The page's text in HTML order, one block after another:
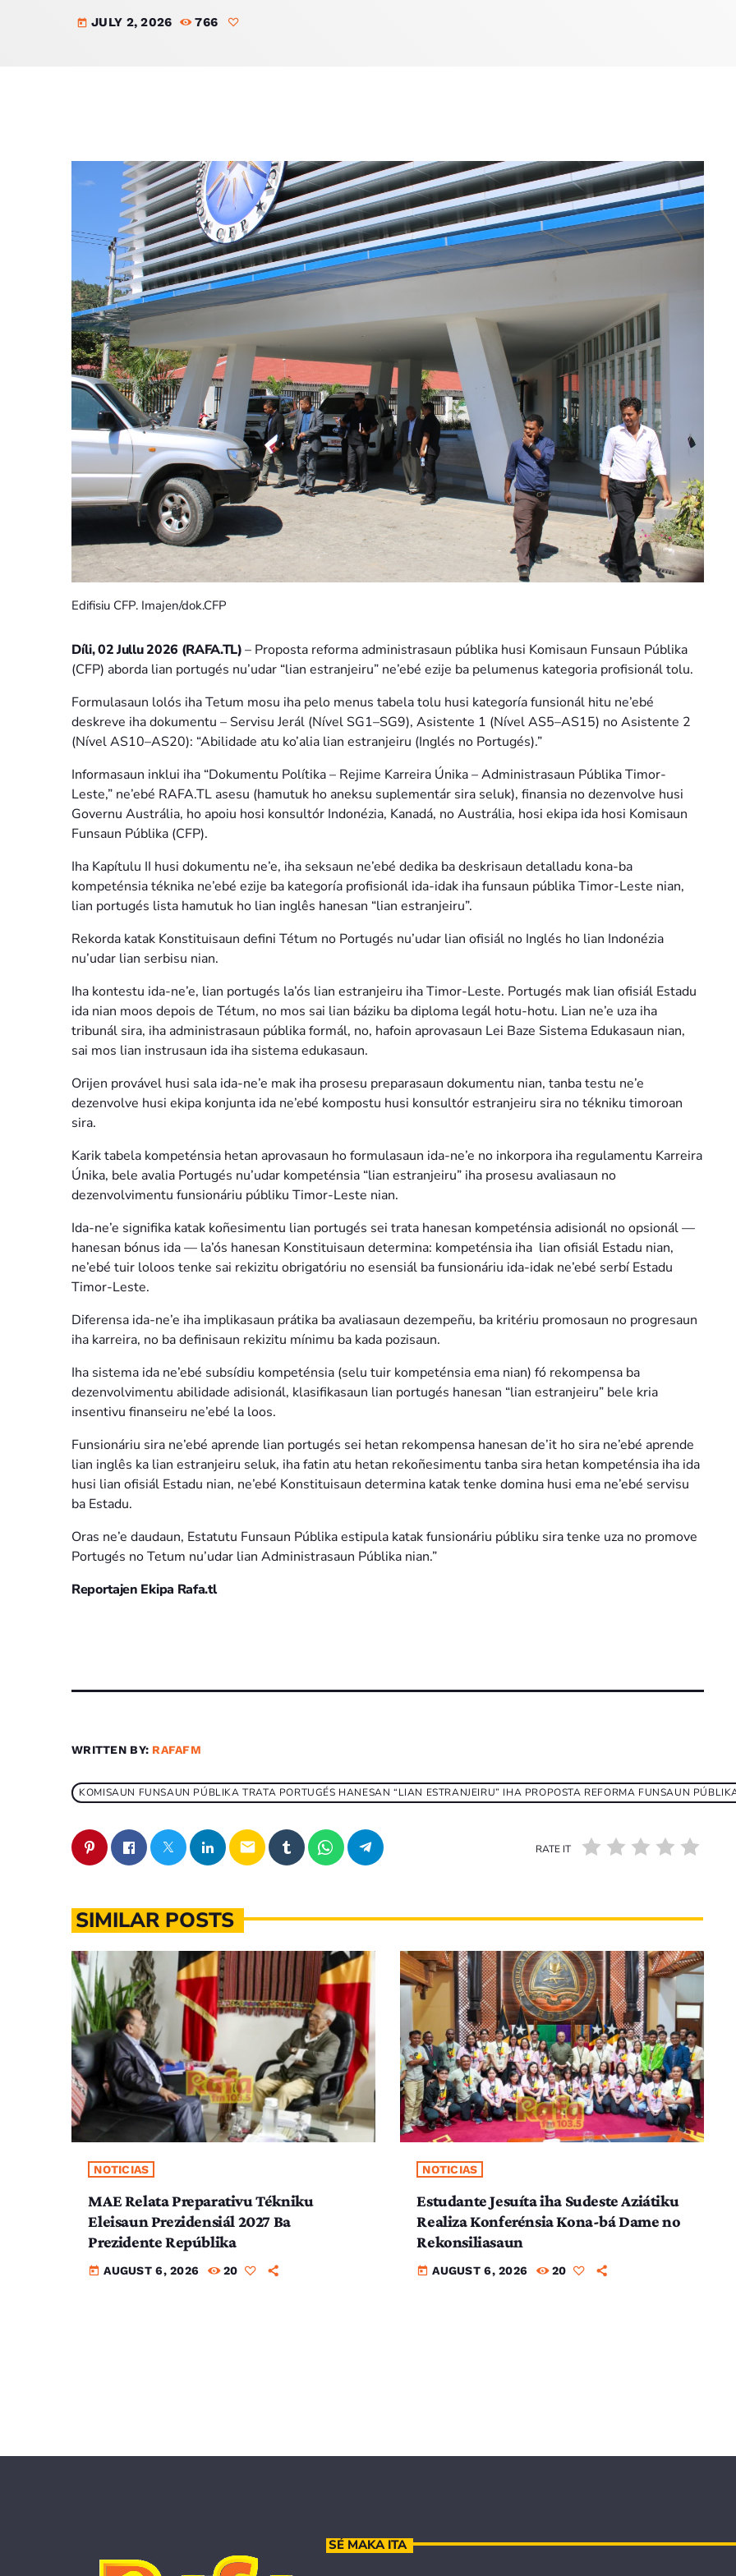
today JULY 2, 2026 766
Edifisiu CFP. Imajen/dok.CFP
Díli, 02 Jullu 2026 (RAFA.TL)– Proposta reforma administrasaun públika husi Komisaun Funsaun Públika
(CFP) aborda lian portugés nu’udar “lian estranjeiru” ne’ebé ezije ba pelumenus kategoria profisionál tolu.
Formulasaun lolós iha Tetum mosu iha pelo menus tabela tolu husi kategoría funsionál hitu ne’ebé
deskreve iha dokumentu – Servisu Jerál (Nível SG1–SG9), Asistente 1 (Nível AS5–AS15) no Asistente 2
(Nível AS10–AS20): “Abilidade atu ko’alia lian estranjeiru (Inglés no Portugés).”
Informasaun inklui iha “Dokumentu Polítika – Rejime Karreira Únika – Administrasaun Públika Timor-
Leste,” ne’ebé RAFA.TL asesu (hamutuk ho aneksu suplementár sira seluk), finansia no dezenvolve husi
Governu Austrália, ho apoiu hosi konsultór Indonézia, Kanadá, no Austrália, hosi ekipa ida hosi Komisaun
Funsaun Públika (CFP).
Iha Kapítulu II husi dokumentu ne’e, iha seksaun ne’ebé dedika ba deskrisaun detalladu kona-ba
kompeténsia téknika ne’ebé ezije ba kategoría profisionál ida-idak iha funsaun públika Timor-Leste nian,
lian portugés lista hamutuk ho lian inglês hanesan “lian estranjeiru”.
Rekorda katak Konstituisaun defini Tétum no Portugés nu’udar lian ofisiál no Inglés ho lian Indonézia
nu’udar lian serbisu nian.
Iha kontestu ida-ne’e, lian portugés la’ós lian estranjeiru iha Timor-Leste. Portugés mak lian ofisiál Estadu
ida nian moos depois de Tétum, no mos sai lian báziku ba diploma legál hotu-hotu. Lian ne’e uza iha
tribunál sira, iha administrasaun públika formál, no, hafoin aprovasaun Lei Baze Sistema Edukasaun nian,
sai mos lian instrusaun ida iha sistema edukasaun.
Orijen provável husi sala ida-ne’e mak iha prosesu preparasaun dokumentu nian, tanba testu ne’e
dezenvolve husi ekipa konjunta ida ne’ebé kompostu husi konsultór estranjeiru sira no tékniku timoroan
sira.
Karik tabela kompeténsia hetan aprovasaun ho formulasaun ida-ne’e no inkorpora iha regulamentu Karreira
Únika, bele avalia Portugés nu’udar kompeténsia “lian estranjeiru” iha prosesu avaliasaun no
dezenvolvimentu funsionáriu públiku Timor-Leste nian.
Ida-ne’e signifika katak koñesimentu lian portugés sei trata hanesan kompeténsia adisionál no opsionál —
hanesan bónus ida — la’ós hanesan Konstituisaun determina: kompeténsia iha lian ofisiál Estadu nian,
ne’ebé tuir loloos tenke sai rekizitu obrigatóriu no esensiál ba funsionáriu ida-idak ne’ebé serbí Estadu
Timor-Leste.
Diferensa ida-ne’e iha implikasaun prátika ba avaliasaun dezempeñu, ba kritériu promosaun no progresaun
iha karreira, no ba definisaun rekizitu mínimu ba kada pozisaun.
Iha sistema ida ne’ebé subsídiu kompeténsia (selu tuir kompeténsia ema nian) fó rekompensa ba
dezenvolvimentu abilidade adisionál, klasifikasaun lian portugés hanesan “lian estranjeiru” bele kria
insentivu finanseiru ne’ebé la loos.
Funsionáriu sira ne’ebé aprende lian portugés sei hetan rekompensa hanesan de’it ho sira ne’ebé aprende
lian inglês ka lian estranjeiru seluk, iha fatin atu hetan rekoñesimentu tanba sira hetan kompeténsia iha ida
husi lian ofisiál Estadu nian, ne’ebé Konstituisaun determina katak tenke domina husi ema ne’ebé servisu
ba Estadu.
Oras ne’e daudaun, Estatutu Funsaun Públika estipula katak funsionáriu públiku sira tenke uza no promove
Portugés no Tetum nu’udar lian Administrasaun Públika nian.”
Reportajen Ekipa Rafa.tl
WRITTEN BY: RAFAFM
KOMISAUN FUNSAUN PÚBLIKA TRATA PORTUGÉS HANESAN “LIAN ESTRANJEIRU” IHA PROPOSTA REFORMA FUNSAUN
email RATE IT
SIMILAR POSTS
NOTICIAS
MAE Relata Preparativu Tékniku
Eleisaun Prezidensiál 2027 Ba
Prezidente Repúblika
today AUGUST 6, 2026 20
NOTICIAS
Estudante Jesuíta iha Sudeste Aziátiku
Realiza Konferénsia Kona-bá Dame no
Rekonsiliasaun
today AUGUST 6, 2026 20
SÉ MAKA ITA